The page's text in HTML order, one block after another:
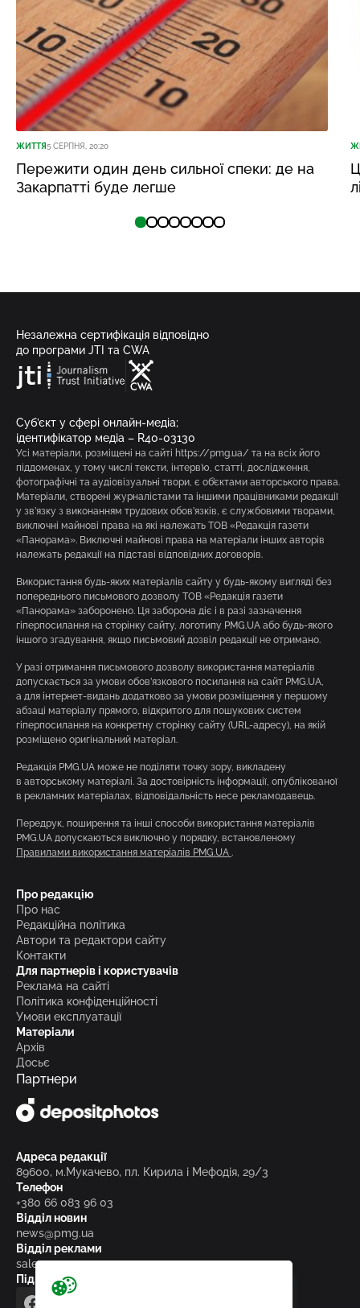
ЖИТТЯ5 СЕРПНЯ, 20:20
Пережити один день сильної спеки: де на
Закарпатті буде легше
Незалежна сертифікація відповідно
до програми JTI та CWA
Суб’єкт у сфері онлайн-медіа;
ідентифікатор медіа – R40-03130
Усі матеріали, розміщені на сайті https://pmg.ua/ та на всіх його
піддоменах, у тому числі тексти, інтерв’ю, статті, дослідження,
фотографічні та аудіовізуальні твори, є об’єктами авторського права.
Матеріали, створені журналістами та іншими працівниками редакції
у зв’язку з виконанням трудових обов’язків, є службовими творами,
виключні майнові права на які належать ТОВ «Редакція газети
«Панорама». Виключні майнові права на матеріали інших авторів
належать редакції на підставі відповідних договорів.
Використання будь-яких матеріалів сайту у будь-якому вигляді без
попереднього письмового дозволу ТОВ «Редакція газети
«Панорама» заборонено. Ця заборона діє і в разі зазначення
гіперпосилання на сторінку сайту, логотипу PMG.UA або будь-якого
іншого згадування, якщо письмовий дозвіл редакції не отримано.
У разі отримання письмового дозволу використання матеріалів
допускається за умови обов’язкового посилання на сайт PMG.UA,
а для інтернет-видань додатково за умови розміщення у першому
абзаці матеріалу прямого, відкритого для пошукових систем
гіперпосилання на конкретну сторінку сайту (URL-адресу), на якій
розміщено оригінальний матеріал.
Редакція PMG.UA може не поділяти точку зору, викладену
в авторському матеріалі. За достовірність інформації, опублікованої
в рекламних матеріалах, відповідальність несе рекламодавець.
Передрук, поширення та інші способи використання матеріалів
PMG.UA допускаються виключно у порядку, встановленому
Правилами використання матеріалів PMG.UA .
Про редакцію
Про нас
Редакційна політика
Автори та редактори сайту
Контакти
Для партнерів і користувачів
Реклама на сайті
Політика конфіденційності
Умови експлуатації
Матеріали
Архів
Досьє
Партнери
Адреса редакції
89600, м.Мукачево, пл. Кирила і Мефодія, 29/3
Телефон
+380 66 083 96 03
Відділ новин
news@pmg.ua
Відділ реклами
sales@pmg.ua
Підписуйтесь на нас у соціальних мережах